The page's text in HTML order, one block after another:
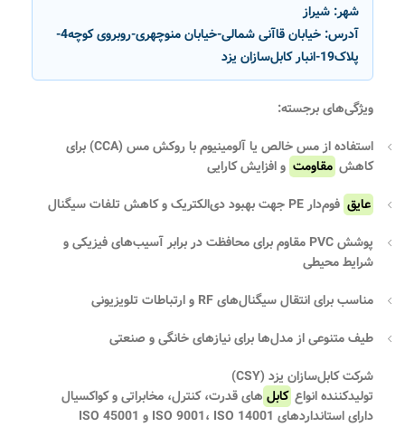
شهر: شیراز
آدرس:
خیابان قاآنی شمالی-خیابان منوچهری-روبروی کوچه4-
پلاک19-انبار کابل‌سازان یزد
ویژگی‌های برجسته:
استفاده ازمس خالص یا آلومینیوم با روکش مس (CCA)
برای
کاهش مقاومت و افزایش کارایی
عایق فوم‌دار PE
جهت بهبود دی‌الکتریک و کاهش تلفات سیگنال
پوشش PVC مقاوم
برای محافظت در برابر آسیب‌های فیزیکی و
شرایط محیطی
مناسب برایانتقال سیگنال‌های RF و ارتباطات تلویزیونی
طیف متنوعی از مدل‌ها برای نیازهای خانگی و صنعتی
شرکت کابل‌سازان یزد (CSY)
تولیدکننده انواع کابل ‌های قدرت، کنترل، مخابراتی و کواکسیال
دارای استانداردهای ISO 9001، ISO 14001 و ISO 45001